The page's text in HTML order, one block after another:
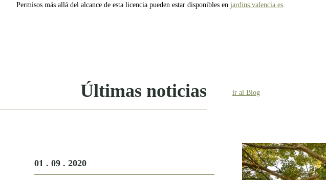
Permisos más allá del alcance de esta licencia pueden estar disponibles en jardins.valencia.es
Últimas noticias ir al Blog
01 . 09 . 2020